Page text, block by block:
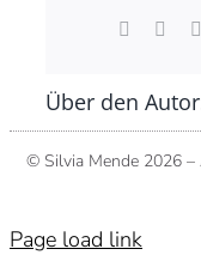
Facebook
Über den
© Silvia Mende 2026
Page load link